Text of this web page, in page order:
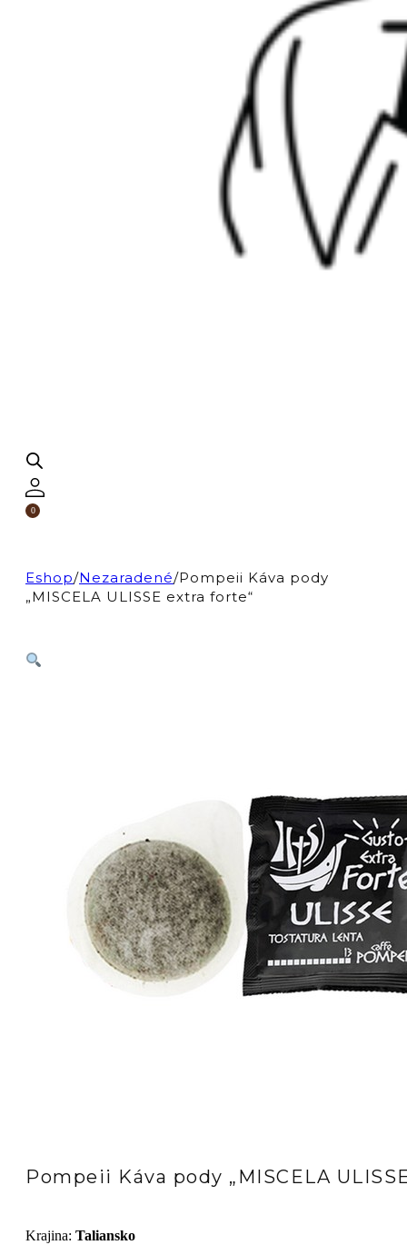
0
Eshop/Nezaradené/Pompeii Káva pody
„MISCELA ULISSE extra forte“
Pompeii Káva pody „MISCELA
Krajina: Taliansko